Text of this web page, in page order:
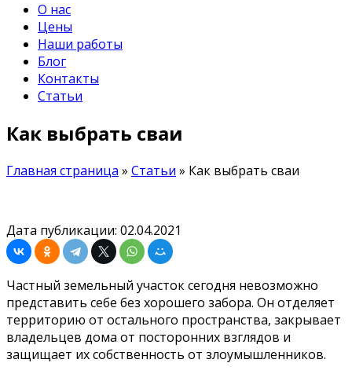
О нас
Цены
Наши работы
Блог
Контакты
Статьи
Как выбрать сваи
Главная страница » Статьи » Как выбрать сваи
Дата публикации: 02.04.2021
Частный земельный участок сегодня невозможно
представить себе без хорошего забора. Он отделяет
территорию от остального пространства, закрывает
владельцев дома от посторонних взглядов и
защищает их собственность от злоумышленников.